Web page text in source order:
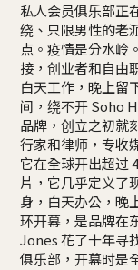
私人会员俱乐部正
绕、只限男性的老
点。疫情是分水岭
接，创业者和自由
白天工作，晚上留
间，绕不开 Soho
品牌，创立之初就
行家和律师，专收
它在全球开出超过
片，它几乎定义了
身，白天办公，晚
环开幕，是品牌在
Jones 花了十年寻
俱乐部，开幕时是